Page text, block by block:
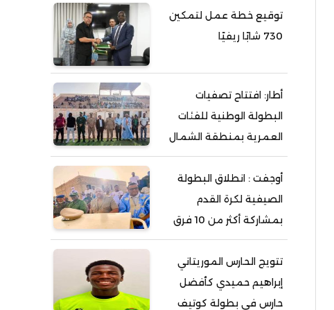
توقيع خطة عمل لتمكين
730 شابًا ريفيًا
أطار: افتتاح تصفيات
البطولة الوطنية للفئات
العمرية بمنطقة الشمال
أوجفت : انطلاق البطولة
الصيفية لكرة القدم
بمشاركة أكثر من 10 فرق
تتويج الحارس الموريتاني
إبراهيم حميدي كأفضل
حارس في بطولة كوتيف